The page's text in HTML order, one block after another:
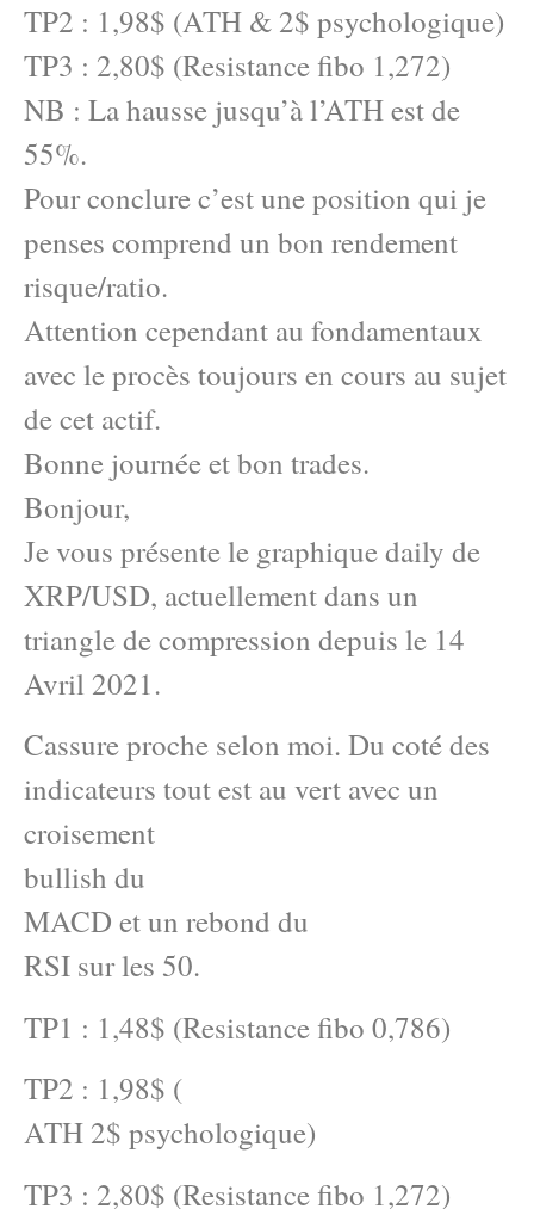
TP2 : 1,98$ (ATH & 2$ psychologique)
TP3 : 2,80$ (Resistance fibo 1,272)
NB : La hausse jusqu’à l’ATH est de
55%.
Pour conclure c’est une position qui je
penses comprend un bon rendement
risque/ratio.
Attention cependant au fondamentaux
avec le procès toujours en cours au sujet
de cet actif.
Bonne journée et bon trades.
Bonjour,
Je vous présente le graphique daily de
XRP/USD, actuellement dans un
triangle de compression depuis le 14
Avril 2021.
Cassure proche selon moi. Du coté des
indicateurs tout est au vert avec un
croisement
bullish du
MACD et un rebond du
RSI sur les 50.
TP1 : 1,48$ (Resistance fibo 0,786)
TP2 : 1,98$ (
ATH 2$ psychologique)
TP3 : 2,80$ (Resistance fibo 1,272)